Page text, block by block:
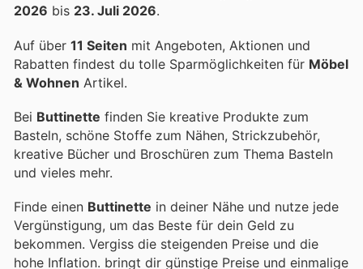
2026 bis 23. Juli 2026.
Auf über 11 Seiten mit Angeboten, Aktionen und
Rabatten findest du tolle Sparmöglichkeiten für Möbel
& Wohnen Artikel.
Bei Buttinette finden Sie kreative Produkte zum
Basteln, schöne Stoffe zum Nähen, Strickzubehör,
kreative Bücher und Broschüren zum Thema Basteln
und vieles mehr.
Finde einen Buttinette in deiner Nähe und nutze jede
Vergünstigung, um das Beste für dein Geld zu
bekommen. Vergiss die steigenden Preise und die
hohe Inflation. bringt dir günstige Preise und einmalige